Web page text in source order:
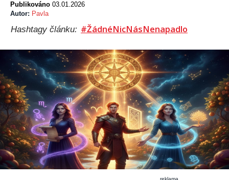
Publikováno 03.01.2026
Autor: Pavla
Hashtagy článku: #ŽádnéNicNásNenapadlo